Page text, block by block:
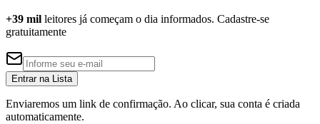
+39 mil leitores já começam o dia informados. Cadastre-se
gratuitamente
Entrar na Lista
Enviaremos um link de confirmação. Ao clicar, sua conta é criada
automaticamente.